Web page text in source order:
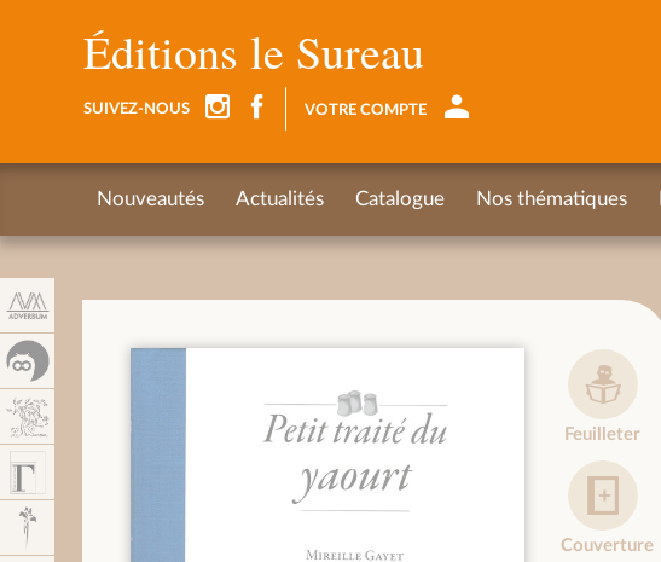
Feuilleter
Couverture
Éditions le Sureau
SUIVEZ-NOUS VOTRE COMPTE
Nouveautés Actualités Catalogue Nos thématiques